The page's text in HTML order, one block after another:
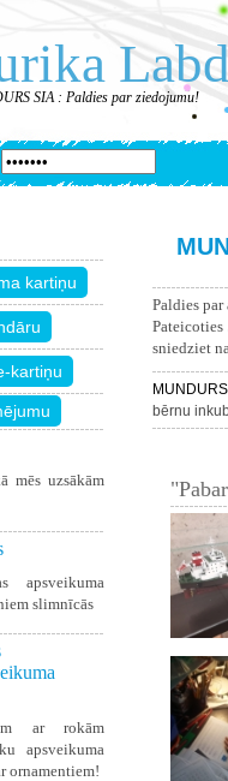
SIA : Paldies par ziedojumu!
mēs uzsākām
apsveikuma
slimnīcās
ar rokām
apsveikuma
ornamentiem!
Paldies
sniedziet
bērnu